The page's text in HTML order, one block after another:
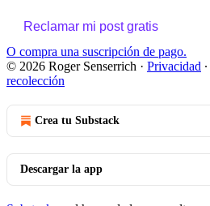
Reclamar mi post gratis
O compra una suscripción de pago.
© 2026 Roger Senserrich · Privacidad ∙
recolección
Crea tu Substack
Descargar la app